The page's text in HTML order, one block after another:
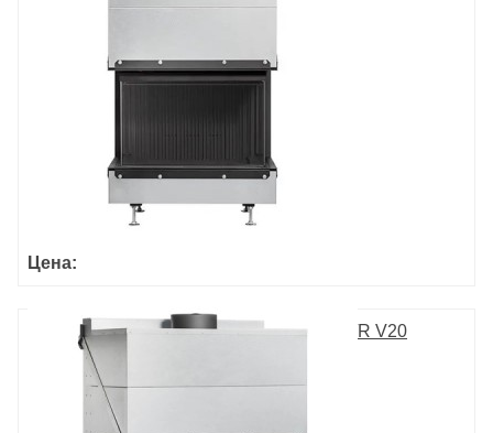
Цена:
ULTIME D MF 1050-50 WHE 2S L/R V20